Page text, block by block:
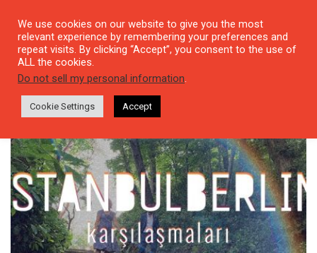
Tag: video
We use cookies on our website to give you the most
relevant experience by remembering your preferences and
repeat visits. By clicking “Accept”, you consent to the use of
ALL the cookies.
Do not sell my personal information.
Cookie Settings Accept